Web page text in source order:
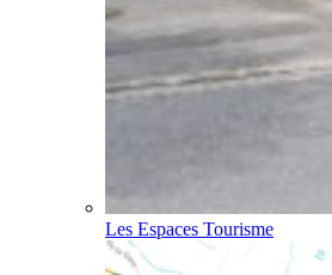
Les Espaces Tourisme